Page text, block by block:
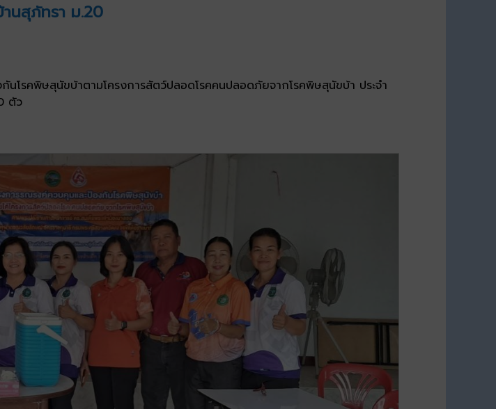
นสุภัทรา ม.20
รคพิษสุนัขบ้าตามโครงการสัตว์ปลอดโรคคนปลอดภัยจากโรคพิษสุนัขบ้า ประจำ
ตัว